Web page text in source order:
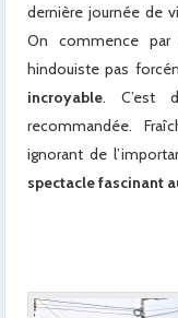
dernière journée de
On commence par
hindouiste pas
incroyable. C’est
recommandée.
ignorant de
spectacle fascinant